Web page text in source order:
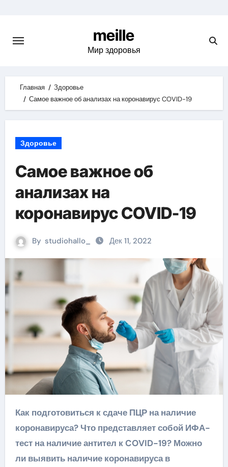
content
meille
Мир здоровья
Главная
Здоровье
Самое важное об анализах на коронавирус COVID-19
Здоровье
Самое важное об
анализах на
коронавирус COVID-19
By studiohallo_ Дек 11, 2022
Как подготовиться к сдаче ПЦР на наличие
коронавируса? Что представляет собой ИФА-
тест на наличие антител к COVID-19? Можно
ли выявить наличие коронавируса в